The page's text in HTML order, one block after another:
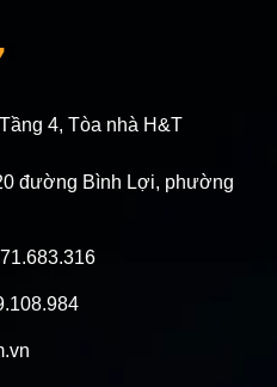
4, Tòa nhà H&T
đường Bình Lợi, phường